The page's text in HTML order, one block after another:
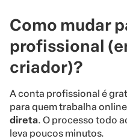
Como mudar
profissional
criador)?
A conta profissional é
para quem trabalha
direta. O processo todo
leva poucos minutos.